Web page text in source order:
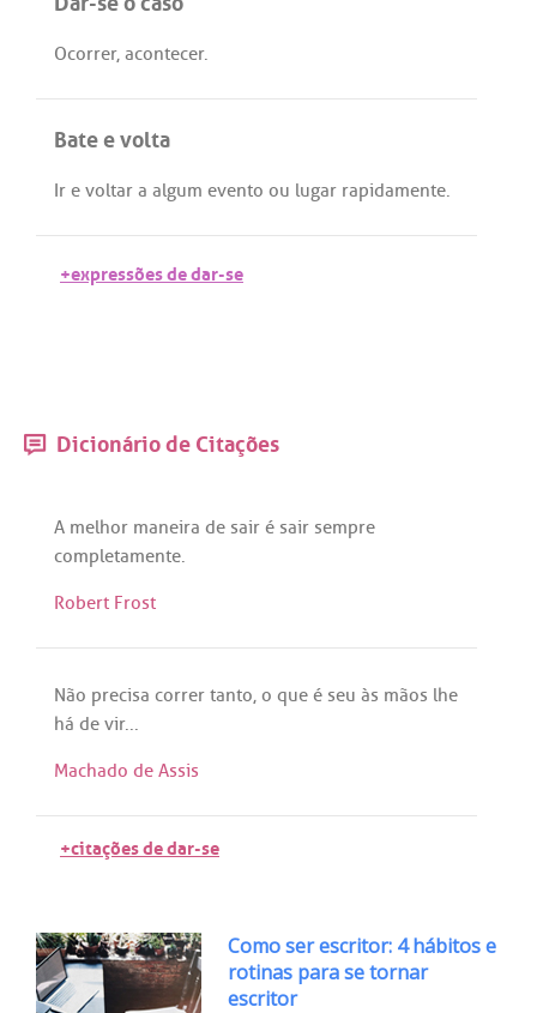
Ocorrer, acontecer.
Bate e volta
Ir e voltar a algum evento ou lugar rapidamente.
+expressões de dar-se
Dicionário de Citações
A melhor maneira de sair é sair sempre
completamente.
Robert Frost
Não precisa correr tanto, o que é seu às mãos lhe
há de vir...
Machado de Assis
+citações de dar-se
Como ser escritor: 4 hábitos e
rotinas para se tornar
escritor